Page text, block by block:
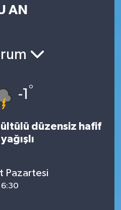
AN
-1 °
düzensiz hafif
Pazartesi